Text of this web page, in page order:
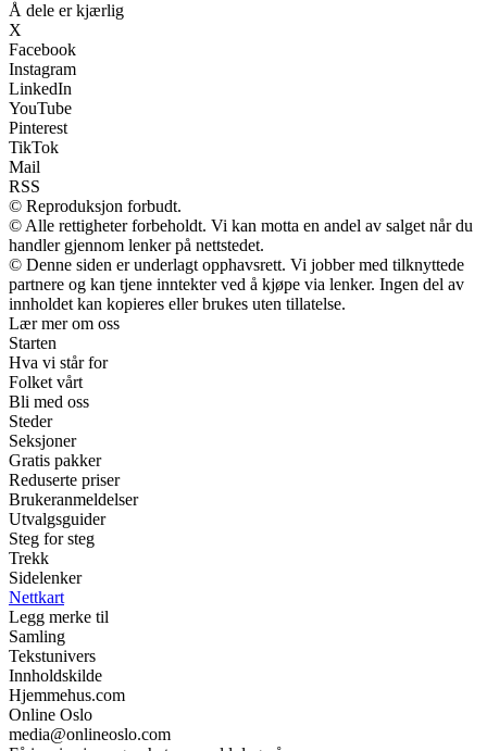
Å dele er kjærlig
X
Facebook
Instagram
LinkedIn
YouTube
Pinterest
TikTok
Mail
RSS
© Reproduksjon forbudt.
© Alle rettigheter forbeholdt. Vi kan motta en andel av salget når du
handler gjennom lenker på nettstedet.
© Denne siden er underlagt opphavsrett. Vi jobber med tilknyttede
partnere og kan tjene inntekter ved å kjøpe via lenker. Ingen del av
innholdet kan kopieres eller brukes uten tillatelse.
Lær mer om oss
Starten
Hva vi står for
Folket vårt
Bli med oss
Steder
Seksjoner
Gratis pakker
Reduserte priser
Brukeranmeldelser
Utvalgsguider
Steg for steg
Trekk
Sidelenker
Nettkart
Legg merke til
Samling
Tekstunivers
Innholdskilde
Hjemmehus.com
Online Oslo
media@onlineoslo.com